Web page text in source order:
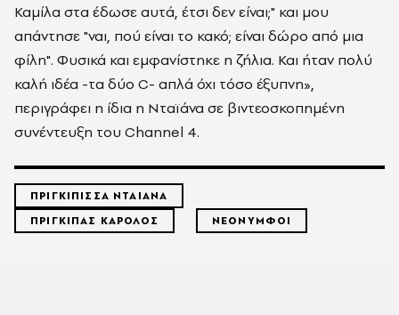
Καμίλα στα έδωσε αυτά, έτσι δεν είναι;" και μου
απάντησε "ναι, πού είναι το κακό; είναι δώρο από μια
φίλη". Φυσικά και εμφανίστηκε η ζήλια. Και ήταν πολύ
καλή ιδέα -τα δύο C- απλά όχι τόσο έξυπνη»,
περιγράφει η ίδια η Νταϊάνα σε βιντεοσκοπημένη
συνέντευξη του Channel 4.
ΠΡΙΓΚΙΠΙΣΣΑ ΝΤΑΙΑΝΑ
ΠΡΙΓΚΙΠΑΣ ΚΑΡΟΛΟΣ
ΝΕΟΝΥΜΦΟΙ